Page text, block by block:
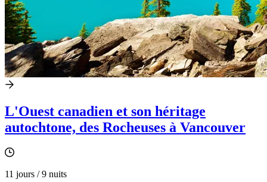
L'Ouest canadien et son héritage
autochtone, des Rocheuses à Vancouver
11 jours / 9 nuits